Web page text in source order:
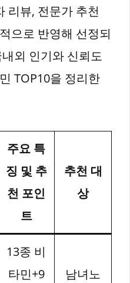
리뷰, 전문가 추천
으로 반영해 선정되
외 인기와 신뢰도
TOP10을 정리한
주요 특
징 및 추
천 포인
트
추천 대
상
13종 비
타민+9
남녀노